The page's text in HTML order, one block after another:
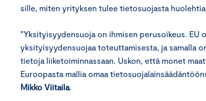
sille, miten yrityksen tulee tietosuojasta
”Yksityisyydensuoja on ihmisen perusoikeus.
yksityisyydensuojaa toteuttamisesta, ja samalla
tietoja liiketoiminnassaan. Uskon, että monet
Euroopasta mallia omaa
Mikko Viitaila.